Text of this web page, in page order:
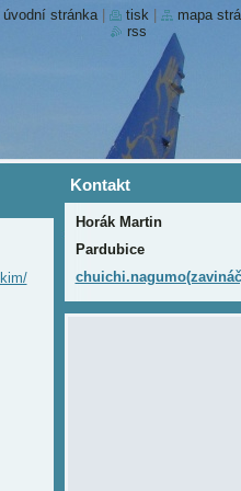
Kontakt
Horák Martin
Pardubice
úvodní stránka tisk mapa
rss